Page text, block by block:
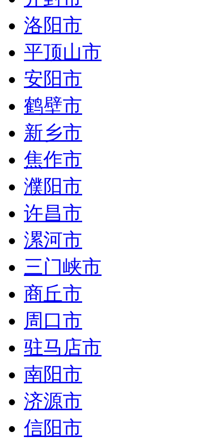
洛阳市
平顶山市
安阳市
鹤壁市
新乡市
焦作市
濮阳市
许昌市
漯河市
三门峡市
商丘市
周口市
驻马店市
南阳市
济源市
信阳市